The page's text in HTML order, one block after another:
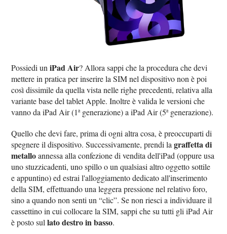
Possiedi uniPad Air? Allora sappi che la procedura che devi
mettere in pratica per inserire la SIM nel dispositivo non è poi
così dissimile da quella vista nelle righe precedenti, relativa alla
variante base del tablet Apple. Inoltre è valida le versioni che
vanno da iPad Air (1ª generazione) a iPad Air (5ª generazione).
Quello che devi fare, prima di ogni altra cosa, è preoccuparti di
spegnere il dispositivo. Successivamente, prendi lagraffetta di
metalloannessa alla confezione di vendita dell'iPad (oppure usa
uno stuzzicadenti, uno spillo o un qualsiasi altro oggetto sottile
e appuntino) ed estrai l'alloggiamento dedicato all'inserimento
della SIM, effettuando una leggera pressione nel relativo foro,
sino a quando non senti un “clic”. Se non riesci a individuare il
cassettino in cui collocare la SIM, sappi che su tutti gli iPad Air
è posto sullato destro in basso.